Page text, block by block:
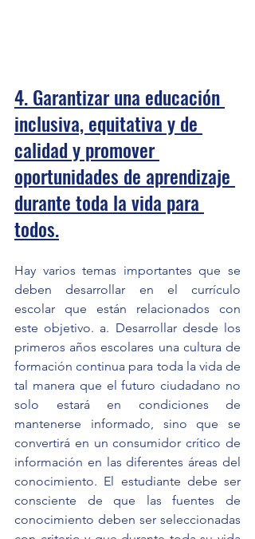
4. Garantizar una educación
inclusiva, equitativa y de
calidad y promover
oportunidades de aprendizaje
durante toda la vida para
todos.
Hay varios temas importantes que se
deben desarrollar en el currículo
escolar que están relacionados con
este objetivo. a. Desarrollar desde los
primeros años escolares una cultura de
formación continua para toda la vida de
tal manera que el futuro ciudadano no
solo estará en condiciones de
mantenerse informado, sino que se
convertirá en un consumidor crítico de
información en las diferentes áreas del
conocimiento. El estudiante debe ser
consciente de que las fuentes de
conocimiento deben ser seleccionadas